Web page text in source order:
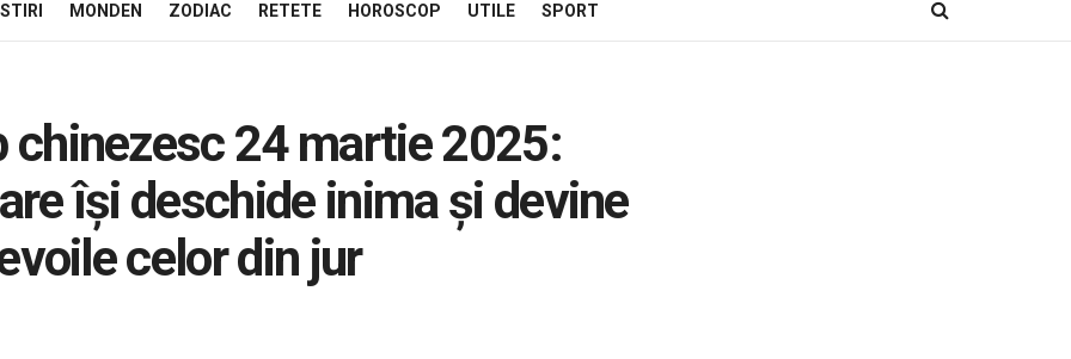
STIRI MONDEN ZODIAC RETETE HOROSCOP UTILE SPORT
chinezesc 24 martie 2025:
își deschide inima și devine
celor din jur